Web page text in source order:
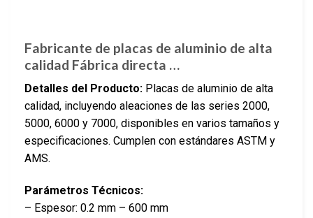
Fabricante de placas de aluminio de alta
calidad Fábrica directa …
Detalles del Producto: Placas de aluminio de alta
calidad, incluyendo aleaciones de las series 2000,
5000, 6000 y 7000, disponibles en varios tamaños y
especificaciones. Cumplen con estándares ASTM y
AMS.
Parámetros Técnicos:
– Espesor: 0.2 mm – 600 mm